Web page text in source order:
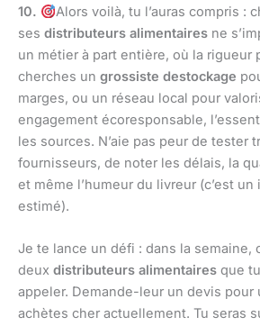
10.
Alors voilà, tu l’auras compris :
ses distributeurs alimentaires ne
un métier à part entière, où la rigueur
cherches un grossiste destockage
marges, ou un réseau local pour
engagement écoresponsable,
les sources. N’aie pas peur de tester
fournisseurs, de noter les délais, la
et même l’humeur du livreur (c’est
estimé).
Je te lance un défi : dans la semaine,
deux distributeurs alimentaires que
appeler. Demande-leur un devis pour
achètes cher actuellement. Tu seras